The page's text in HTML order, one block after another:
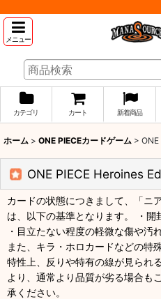
メニュー
カテゴリ カート 新着商品
ホーム > ONE PIECEカードゲーム > ONE
ONE PIECE Heroines
カードの状態につきまして、「ニ
は、以下の基準となります。 ・
・目立たない程度の軽微な傷や汚
また、キラ・ホロカードなどの特
特性上、反りや特有の線が見られ
より、通常より品質が劣る場合も
承ください。